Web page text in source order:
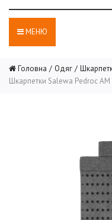
МЕНЮ
Головна Одяг
Шкарпетки Salewa Pedroc AM